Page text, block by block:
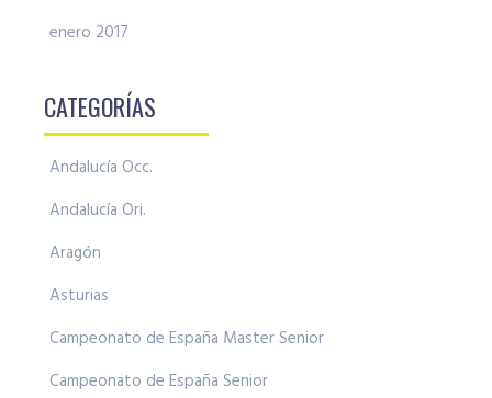
enero 2017
CATEGORÍAS
Andalucía Occ.
Andalucía Ori.
Aragón
Asturias
Campeonato de España Master Senior
Campeonato de España Senior